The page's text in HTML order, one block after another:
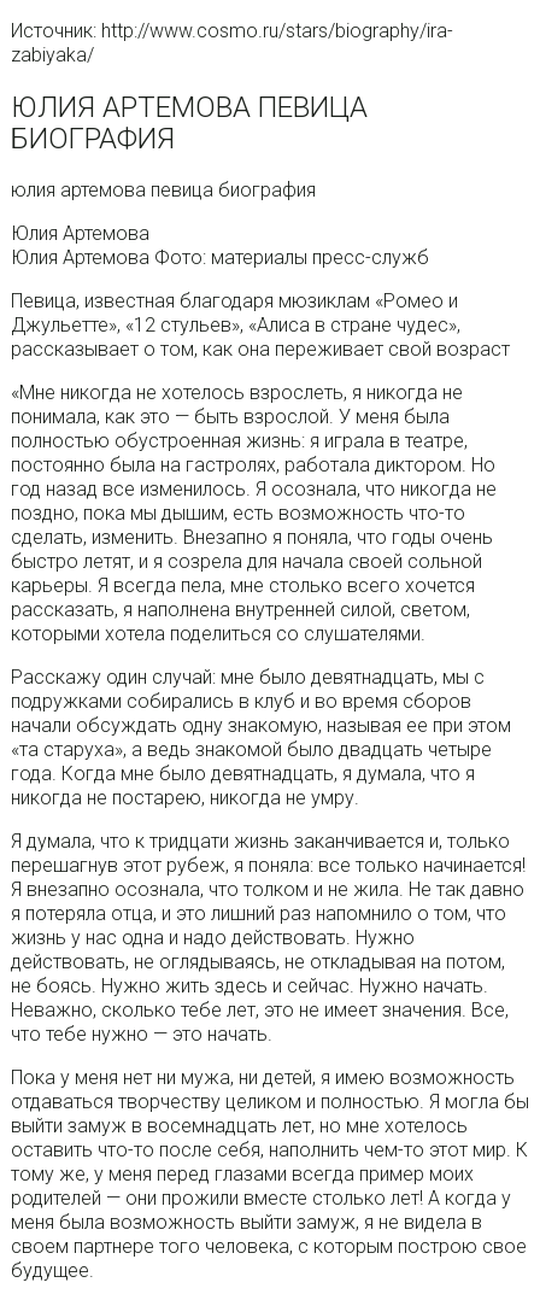
Источник: http://www.cosmo.ru/stars/biography/ira-
zabiyaka/
ЮЛИЯ АРТЕМОВА ПЕВИЦА
БИОГРАФИЯ
юлия артемова певица биография
Юлия Артемова
Юлия Артемова Фото: материалы пресс-служб
Певица, известная благодаря мюзиклам «Ромео и
Джульетте», «12 стульев», «Алиса в стране чудес»,
рассказывает о том, как она переживает свой возраст
«Мне никогда не хотелось взрослеть, я никогда не
понимала, как это — быть взрослой. У меня была
полностью обустроенная жизнь: я играла в театре,
постоянно была на гастролях, работала диктором. Но
год назад все изменилось. Я осознала, что никогда не
поздно, пока мы дышим, есть возможность что-то
сделать, изменить. Внезапно я поняла, что годы очень
быстро летят, и я созрела для начала своей сольной
карьеры. Я всегда пела, мне столько всего хочется
рассказать, я наполнена внутренней силой, светом,
которыми хотела поделиться со слушателями.
Расскажу один случай: мне было девятнадцать, мы с
подружками собирались в клуб и во время сборов
начали обсуждать одну знакомую, называя ее при этом
«та старуха», а ведь знакомой было двадцать четыре
года. Когда мне было девятнадцать, я думала, что я
никогда не постарею, никогда не умру.
Я думала, что к тридцати жизнь заканчивается и, только
перешагнув этот рубеж, я поняла: все только начинается!
Я внезапно осознала, что толком и не жила. Не так давно
я потеряла отца, и это лишний раз напомнило о том, что
жизнь у нас одна и надо действовать. Нужно
действовать, не оглядываясь, не откладывая на потом,
не боясь. Нужно жить здесь и сейчас. Нужно начать.
Неважно, сколько тебе лет, это не имеет значения. Все,
что тебе нужно — это начать.
Пока у меня нет ни мужа, ни детей, я имею возможность
отдаваться творчеству целиком и полностью. Я могла бы
выйти замуж в восемнадцать лет, но мне хотелось
оставить что-то после себя, наполнить чем-то этот мир. К
тому же, у меня перед глазами всегда пример моих
родителей — они прожили вместе столько лет! А когда у
меня была возможность выйти замуж, я не видела в
своем партнере того человека, с которым построю свое
будущее.